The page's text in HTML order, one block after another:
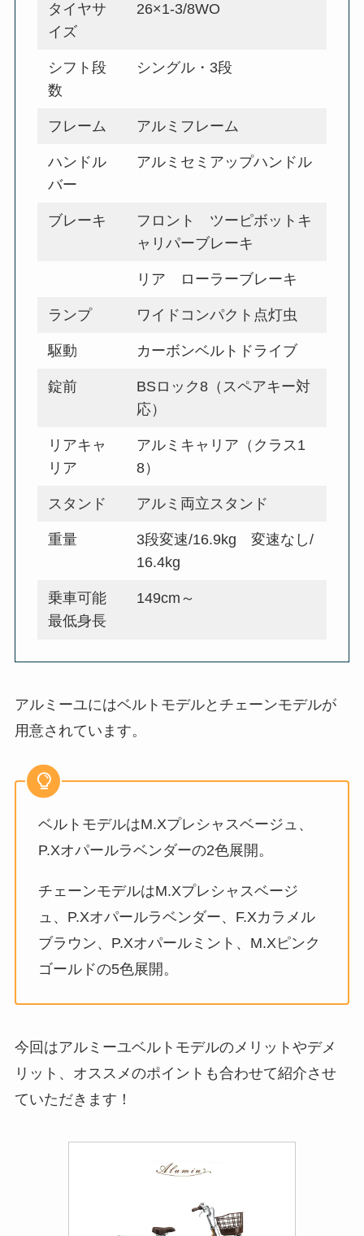
タイヤサ
イズ
26×1-3/8WO
シフト段
数
シングル・3段
フレーム アルミフレーム
ハンドル
バー
アルミセミアップハンドル
ブレーキ
フロント ツーピボットキ
ャリパーブレーキ
リア ローラーブレーキ
ランプ ワイドコンパクト点灯虫
駆動 カーボンベルトドライブ
錠前
BSロック8（スペアキー対
応）
リアキャ
リア
アルミキャリア（クラス1
8）
スタンド アルミ両立スタンド
重量
3段変速/16.9kg 変速なし/
16.4kg
乗車可能
最低身長
149cm～
アルミーユにはベルトモデルとチェーンモデルが
用意されています。
ベルトモデルはM.Xプレシャスベージュ、
P.Xオパールラベンダーの2色展開。
チェーンモデルはM.Xプレシャスベージ
ュ、P.Xオパールラベンダー、F.Xカラメル
ブラウン、P.Xオパールミント、M.Xピンク
ゴールドの5色展開。
今回はアルミーユベルトモデルのメリットやデメ
リット、オススメのポイントも合わせて紹介させ
ていただきます！